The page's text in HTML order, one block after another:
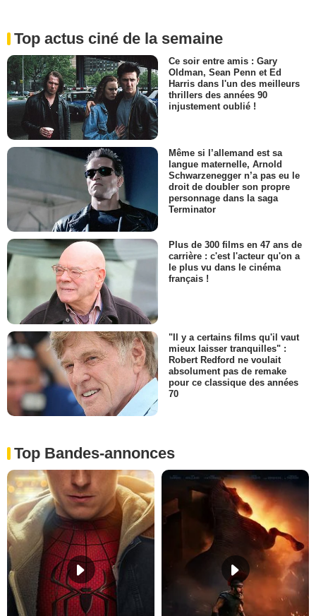
Top actus ciné de la semaine
Ce soir entre amis : Gary
Oldman, Sean Penn et Ed
Harris dans l'un des meilleurs
thrillers des années 90
injustement oublié !
Même si l’allemand est sa
langue maternelle, Arnold
Schwarzenegger n’a pas eu le
droit de doubler son propre
personnage dans la saga
Terminator
Plus de 300 films en 47 ans de
carrière : c'est l'acteur qu'on a
le plus vu dans le cinéma
français !
"Il y a certains films qu'il vaut
mieux laisser tranquilles" :
Robert Redford ne voulait
absolument pas de remake
pour ce classique des années
70
Top Bandes-annonces